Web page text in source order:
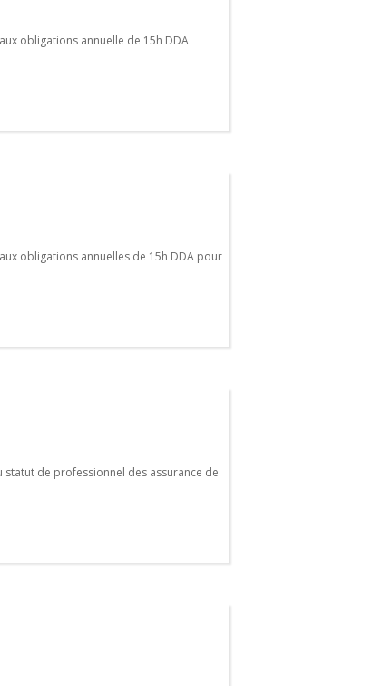
obligations annuelle de 15h DDA
obligations annuelles de 15h DDA pour
de professionnel des assurance de